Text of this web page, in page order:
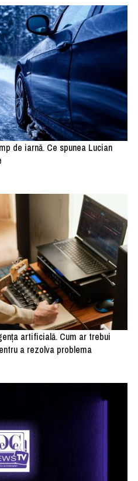
de iarnă. Ce spunea Lucian
artificială. Cum ar trebui
a rezolva problema